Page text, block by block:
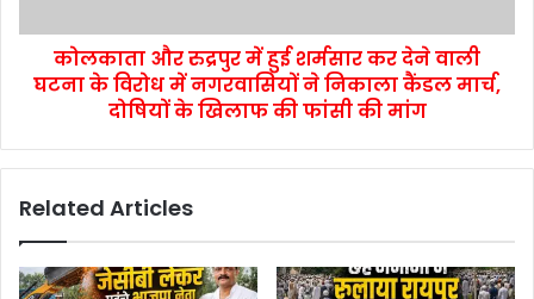
कोलकाता और रुद्रपुर में हुई शर्मसार कर देने वाली
घटना के विरोध में नगरवासियों ने निकाला कैंडल मार्च,
दोषियों के खिलाफ की फांसी की मांग
Related Articles